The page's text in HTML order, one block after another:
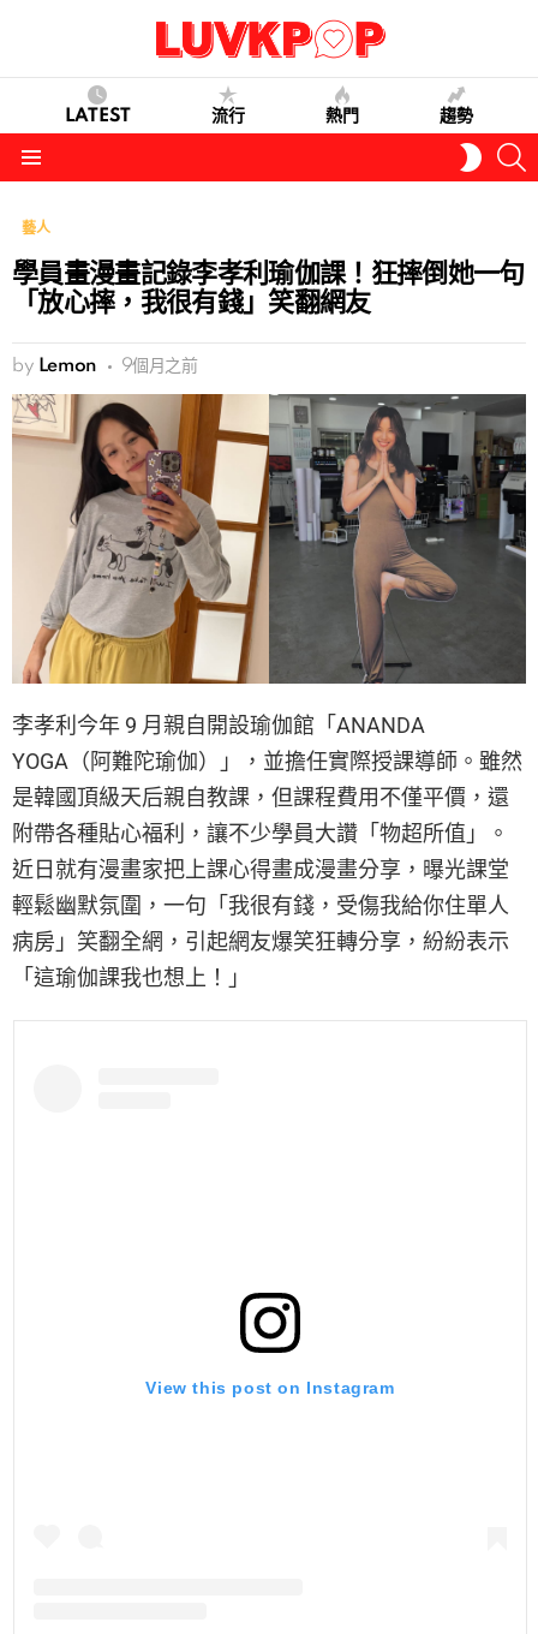
LATEST 流行 熱門 趨勢
SKIN
藝人
學員畫漫畫記錄李孝利瑜伽課！狂摔倒她一句
「放心摔，我很有錢」笑翻網友
by Lemon 9個月之前
李孝利今年 9 月親自開設瑜伽館「ANANDA
YOGA（阿難陀瑜伽）」，並擔任實際授課導師。雖然
是韓國頂級天后親自教課，但課程費用不僅平價，還
附帶各種貼心福利，讓不少學員大讚「物超所值」。
近日就有漫畫家把上課心得畫成漫畫分享，曝光課堂
輕鬆幽默氛圍，一句「我很有錢，受傷我給你住單人
病房」笑翻全網，引起網友爆笑狂轉分享，紛紛表示
「這瑜伽課我也想上！」
View this post on Instagram